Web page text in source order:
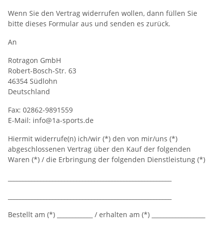
Wenn Sie den Vertrag widerrufen wollen, dann füllen Sie
bitte dieses Formular aus und senden es zurück.
An
Rotragon GmbH
Robert-Bosch-Str. 63
46354 Südlohn
Deutschland
Fax: 02862-9891559
E-Mail: info@1a-sports.de
Hiermit widerrufe(n) ich/wir (*) den von mir/uns (*)
abgeschlossenen Vertrag über den Kauf der folgenden
Waren (*) / die Erbringung der folgenden Dienstleistung (*)
Bestellt am (*) ____________ / erhalten am (*) __________________